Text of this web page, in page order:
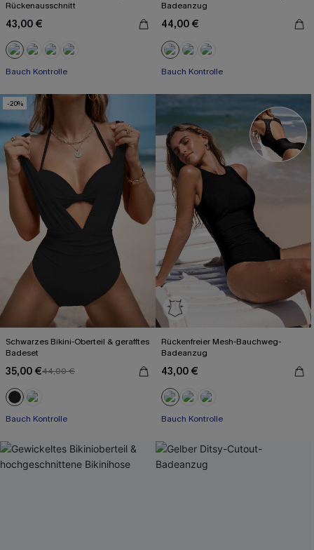
Rückenausschnitt
43,00 €
Bauch Kontrolle
Badeanzug
44,00 €
Bauch Kontrolle
-20%
Schwarzes Bikini-Oberteil & gerafftes
Badeset
35,00 €44,00 €
Bauch Kontrolle
Rückenfreier Mesh-Bauchweg-
Badeanzug
43,00 €
Bauch Kontrolle